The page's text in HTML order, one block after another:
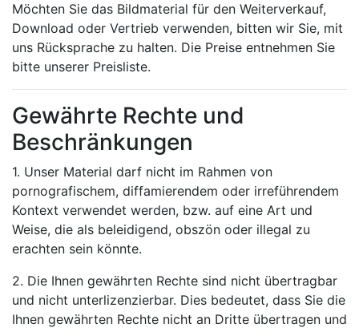
Möchten Sie das Bildmaterial für den Weiterverkauf,
Download oder Vertrieb verwenden, bitten wir Sie, mit
uns Rücksprache zu halten. Die Preise entnehmen Sie
bitte unserer Preisliste.
Gewährte Rechte und
Beschränkungen
1. Unser Material darf nicht im Rahmen von
pornografischem, diffamierendem oder irreführendem
Kontext verwendet werden, bzw. auf eine Art und
Weise, die als beleidigend, obszön oder illegal zu
erachten sein könnte.
2. Die Ihnen gewährten Rechte sind nicht übertragbar
und nicht unterlizenzierbar. Dies bedeutet, dass Sie die
Ihnen gewährten Rechte nicht an Dritte übertragen und